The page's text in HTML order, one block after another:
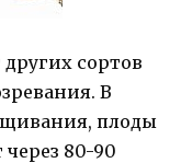
сортов
В
плоды
80-90